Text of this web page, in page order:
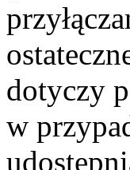
dotyczy
w